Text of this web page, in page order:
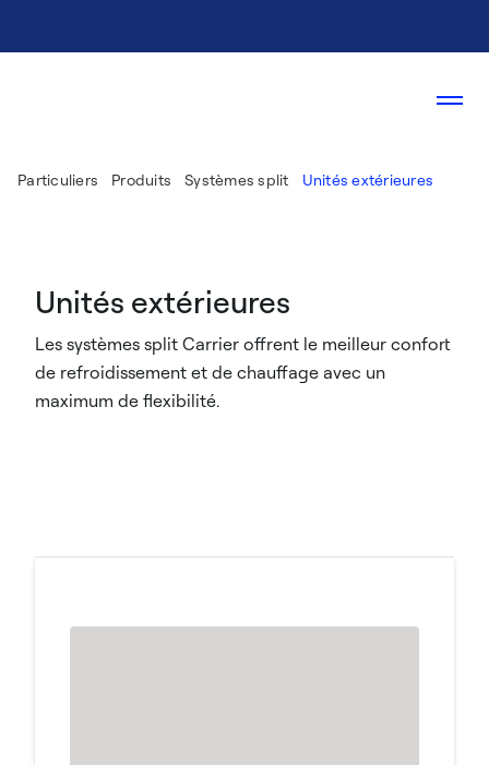
Particuliers Produits Systèmes split Unités extérieures
Unités extérieures
Les systèmes split Carrier offrent le meilleur confort
de refroidissement et de chauffage avec un
maximum de flexibilité.